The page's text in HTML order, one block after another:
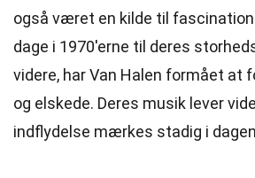
også været en kilde til
dage i 1970'erne til deres
videre, har Van Halen formået at
og elskede. Deres musik lever
indflydelse mærkes stadig i